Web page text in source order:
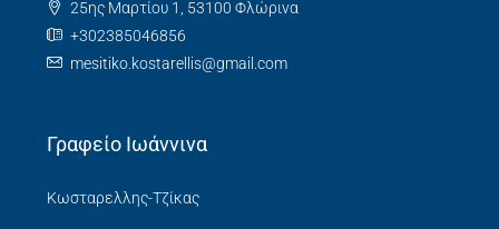
25ης Μαρτίου 1, 53100 Φλώρινα
+302385046856
mesitiko.kostarellis@gmail.com
Γραφείο Ιωάννινα
Κωσταρελλης-Τζίκας